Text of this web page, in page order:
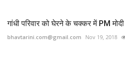
गांधी परिवार को घेरने के चक्कर में PM
bhavtarini.com@gmail.com Nov 19, 2018